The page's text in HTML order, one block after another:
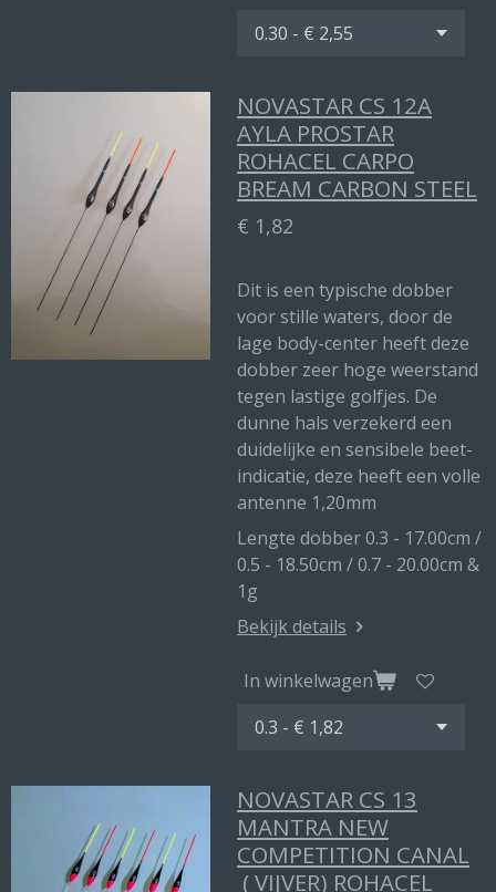
NOVASTAR CS 12A
AYLA PROSTAR
ROHACEL CARPO
BREAM CARBON STEEL
€ 1,82
Dit is een typische dobber
voor stille waters, door de
lage body-center heeft deze
dobber zeer hoge weerstand
tegen lastige golfjes. De
dunne hals verzekerd een
duidelijke en sensibele beet-
indicatie, deze heeft een volle
antenne 1,20mm
Lengte dobber 0.3 - 17.00cm /
0.5 - 18.50cm / 0.7 - 20.00cm &
1g
Bekijk details
In winkelwagen
NOVASTAR CS 13
MANTRA NEW
COMPETITION CANAL
( VIJVER) ROHACEL